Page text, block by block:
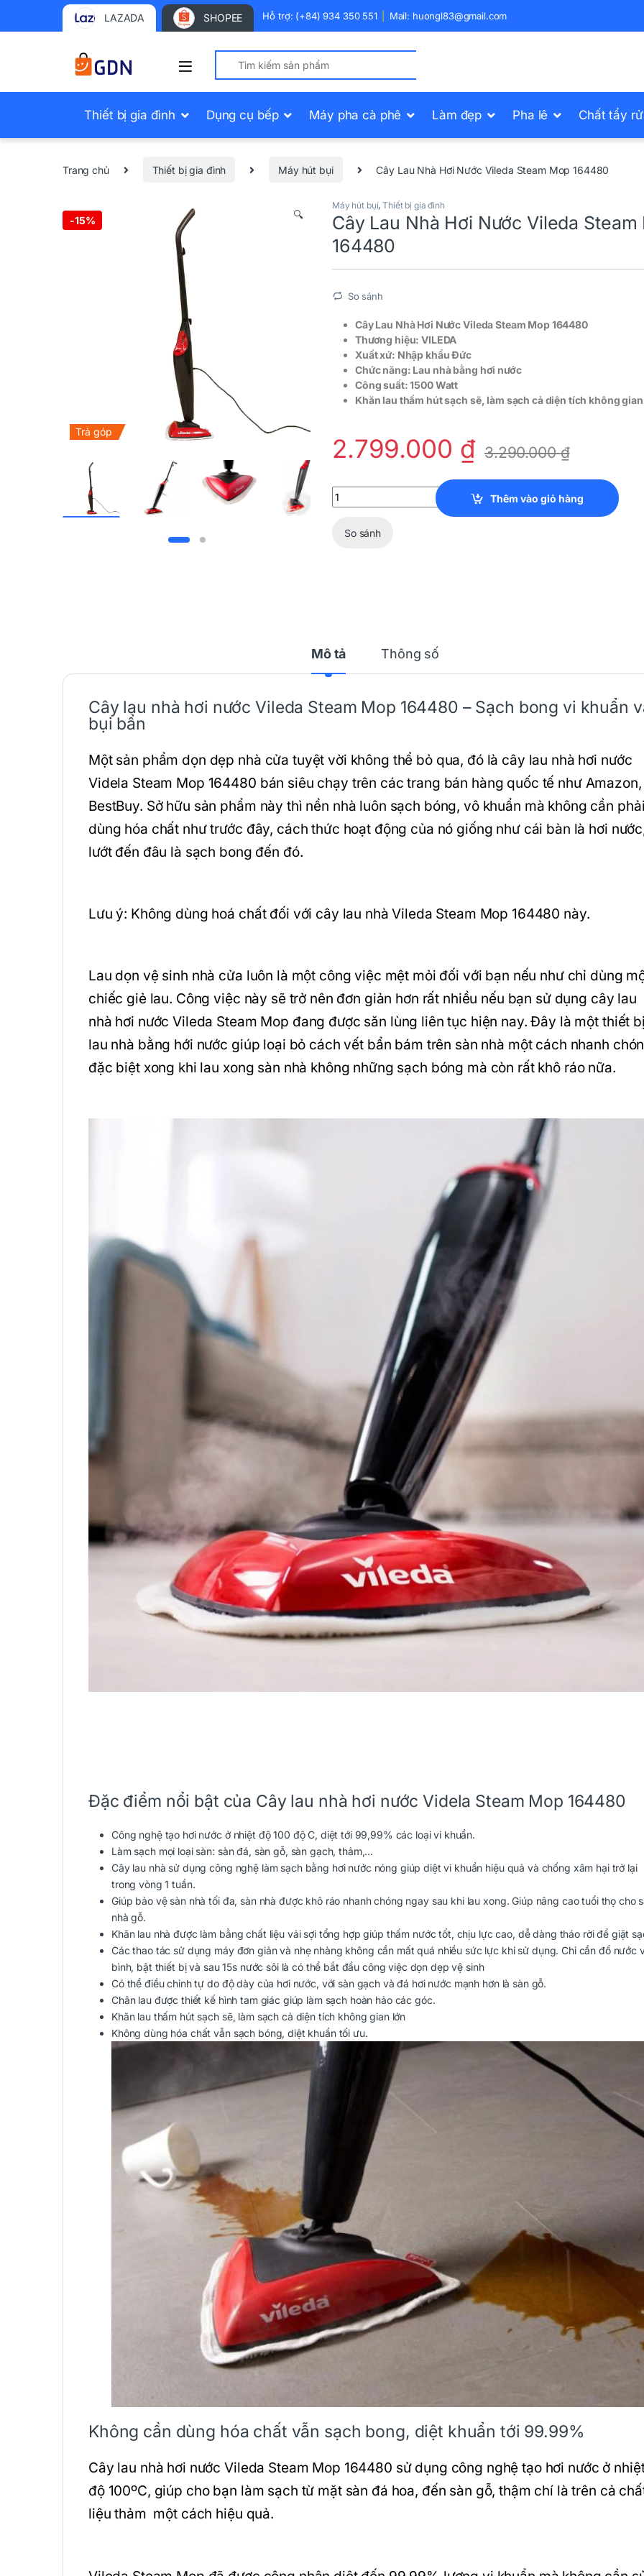
LAZADA SHOPEE Hỗ trợ: (+84) 934 350 551 Mail: huongl83@gmail.com
Search for:
Thiết bị gia đình Dụng cụ bếp Máy pha cà phê Làm đẹp Pha lê Chất tẩy
Trang chủ Thiết bị gia đình Máy hút bụi Cây Lau Nhà Hơi Nước Vileda Steam Mop 164480
-15% 🔍
Trả góp
Máy hút bụi,Thiết bị gia đình
Cây Lau Nhà Hơi Nước Vileda Steam
164480
So sánh
Cây Lau Nhà Hơi Nước Vileda Steam Mop 164480
Thương hiệu: VILEDA
Xuất xứ: Nhập khẩu Đức
Chức năng: Lau nhà bằng hơi nước
Công suất: 1500 Watt
Khăn lau thấm hút sạch sẽ, làm sạch cả diện tích không
2.799.000 ₫ 3.290.000₫
Cây Lau Nhà Hơi Nước Vileda Steam Mop 164480 quantity
Thêm vào giỏ hàng
So sánh
Mô tả Thông số
Cây lau nhà hơi nước Vileda Steam Mop 164480 – Sạch bong vi khuẩn
bụi bẩn
Một sản phẩm dọn dẹp nhà cửa tuyệt vời không thể bỏ qua, đó là cây lau nhà hơi nước
Videla Steam Mop 164480 bán siêu chạy trên các trang bán hàng quốc tế như Amazon,
BestBuy. Sở hữu sản phẩm này thì nền nhà luôn sạch bóng, vô khuẩn mà không cần
dùng hóa chất như trước đây, cách thức hoạt động của nó giống như cái bàn là hơi
lướt đến đâu là sạch bong đến đó.
Lưu ý: Không dùng hoá chất đối với cây lau nhà Vileda Steam Mop 164480 này.
Lau dọn vệ sinh nhà cửa luôn là một công việc mệt mỏi đối với bạn nếu như chỉ dùng
chiếc giẻ lau. Công việc này sẽ trở nên đơn giản hơn rất nhiều nếu bạn sử dụng cây lau
nhà hơi nước Vileda Steam Mop đang được săn lùng liên tục hiện nay. Đây là một thiết
lau nhà bằng hới nước giúp loại bỏ cách vết bẩn bám trên sàn nhà một cách nhanh
đặc biệt xong khi lau xong sàn nhà không những sạch bóng mà còn rất khô ráo nữa.
Đặc điểm nổi bật của Cây lau nhà hơi nước Videla Steam Mop 164480
Công nghệ tạo hơi nước ở nhiệt độ 100 độ C, diệt tới 99,99% các loại vi khuẩn.
Làm sạch mọi loại sàn: sàn đá, sàn gỗ, sàn gạch, thảm,…
Cây lau nhà sử dụng công nghệ làm sạch bằng hơi nước nóng giúp diệt vi khuẩn hiệu quả và chống xâm hại trở lại
trong vòng 1 tuần.
Giúp bảo vệ sàn nhà tối đa, sàn nhà được khô ráo nhanh chóng ngay sau khi lau xong. Giúp nâng cao tuổi thọ cho
nhà gỗ.
Khăn lau nhà được làm bằng chất liệu vải sợi tổng hợp giúp thấm nước tốt, chịu lực cao, dễ dàng tháo rời để giặt
Các thao tác sử dụng máy đơn giản và nhẹ nhàng không cần mất quá nhiều sức lực khi sử dụng. Chỉ cần đổ nước
bình, bật thiết bị và sau 15s nước sôi là có thể bắt đầu công việc dọn dẹp vệ sinh
Có thể điều chỉnh tự do độ dày của hơi nước, với sàn gạch và đá hơi nước mạnh hơn là sàn gỗ.
Chân lau được thiết kế hình tam giác giúp làm sạch hoàn hảo các góc.
Khăn lau thấm hút sạch sẽ, làm sạch cả diện tích không gian lớn
Không dùng hóa chất vẫn sạch bóng, diệt khuẩn tối ưu.
Không cần dùng hóa chất vẫn sạch bong, diệt khuẩn tới 99.99%
Cây lau nhà hơi nước Vileda Steam Mop 164480 sử dụng công nghệ tạo hơi nước ở
độ 100ºC, giúp cho bạn làm sạch từ mặt sàn đá hoa, đến sàn gỗ, thậm chí là trên cả
liệu thảm một cách hiệu quả.